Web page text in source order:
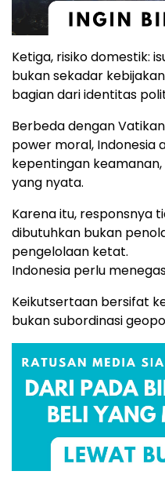
Ketiga, risiko domestik:
bukan sekadar
bagian dari identitas
Berbeda dengan
power moral, Indonesia
kepentingan
yang nyata.
Karena itu, responsnya
dibutuhkan bukan
pengelolaan ketat.
Indonesia perlu
Keikutsertaan bersifat
bukan subordinasi